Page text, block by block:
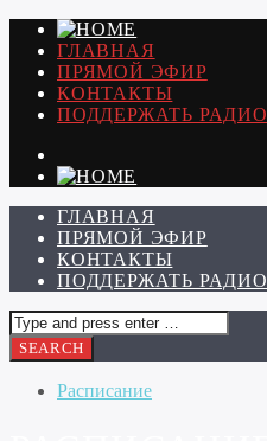
ГЛАВНАЯ
ПРЯМОЙ ЭФИР
КОНТАКТЫ
ПОДДЕРЖАТЬ РАДИО
ГЛАВНАЯ
ПРЯМОЙ ЭФИР
КОНТАКТЫ
ПОДДЕРЖАТЬ РАДИО
Расписание